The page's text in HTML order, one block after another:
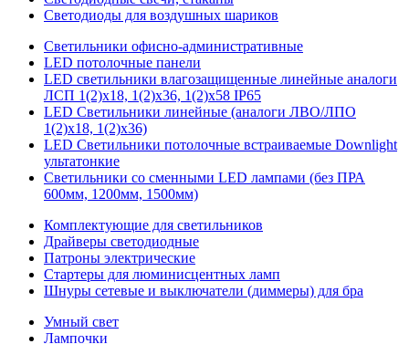
Светодиоды для воздушных шариков
Светильники офисно-административные
LED потолочные панели
LED светильники влагозащищенные линейные аналоги
ЛСП 1(2)х18, 1(2)х36, 1(2)х58 IP65
LED Светильники линейные (аналоги ЛВО/ЛПО
1(2)х18, 1(2)х36)
LED Светильники потолочные встраиваемые Downlight
ультатонкие
Светильники со сменными LED лампами (без ПРА
600мм, 1200мм, 1500мм)
Комплектующие для светильников
Драйверы светодиодные
Патроны электрические
Стартеры для люминисцентных ламп
Шнуры сетевые и выключатели (диммеры) для бра
Умный свет
Лампочки